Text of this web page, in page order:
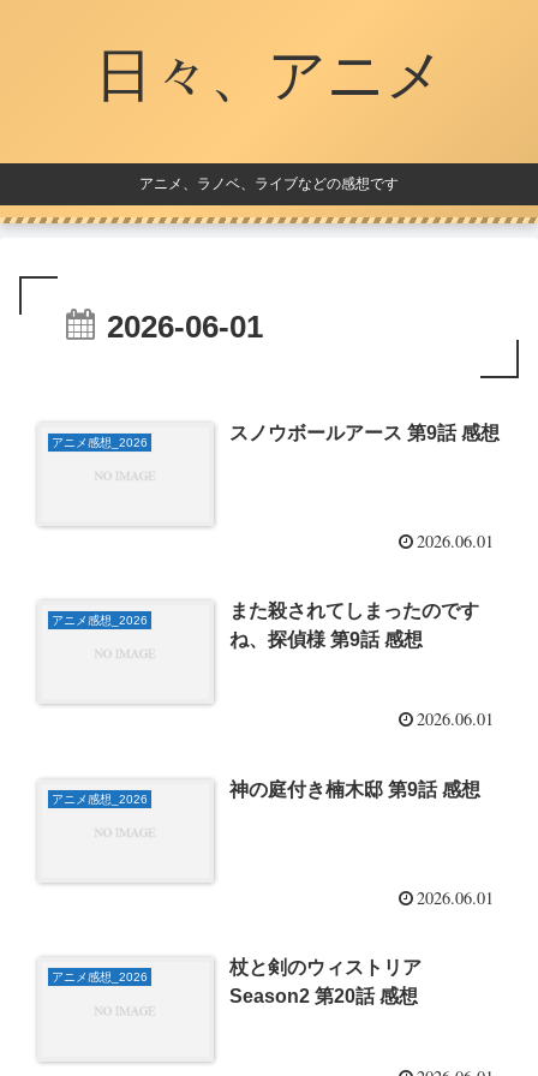
日々、アニメ
アニメ、ラノベ、ライブなどの感想です
2026-06-01
アニメ感想_2026 スノウボールアース 第9話 感想
2026.06.01
アニメ感想_2026
また殺されてしまったのです
ね、探偵様 第9話 感想
2026.06.01
アニメ感想_2026 神の庭付き楠木邸 第9話 感想
2026.06.01
アニメ感想_2026
杖と剣のウィストリア
Season2 第20話 感想